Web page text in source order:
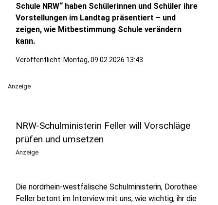
Schule NRW“ haben Schülerinnen und Schüler ihre
Vorstellungen im Landtag präsentiert – und
zeigen, wie Mitbestimmung Schule verändern
kann.
Veröffentlicht: Montag, 09.02.2026 13:43
Anzeige
NRW-Schulministerin Feller will Vorschläge
prüfen und umsetzen
Anzeige
Die nordrhein-westfälische Schulministerin, Dorothee
Feller betont im Interview mit uns, wie wichtig, ihr die